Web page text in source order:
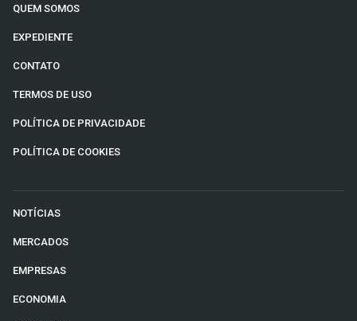
QUEM SOMOS
EXPEDIENTE
CONTATO
TERMOS DE USO
POLÍTICA DE PRIVACIDADE
POLÍTICA DE COOKIES
NOTÍCIAS
MERCADOS
EMPRESAS
ECONOMIA